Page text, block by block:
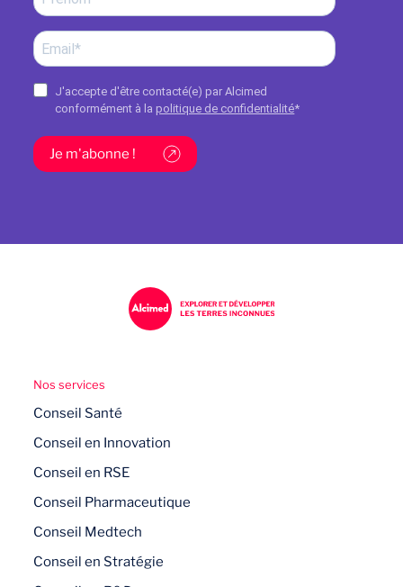
J'accepte d'être contacté(e) par Alcimed
conformément à la politique de confidentialité*
Je m'abonne !
Nos services
Conseil Santé
Conseil en Innovation
Conseil en RSE
Conseil Pharmaceutique
Conseil Medtech
Conseil en Stratégie